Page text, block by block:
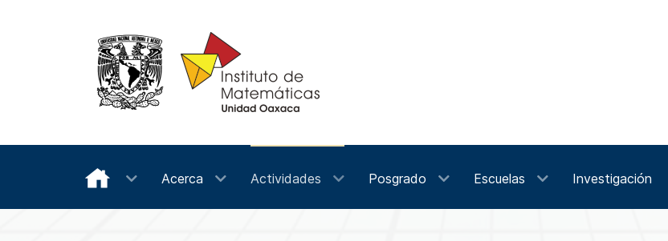
Acerca Actividades Posgrado Escuelas Investigación